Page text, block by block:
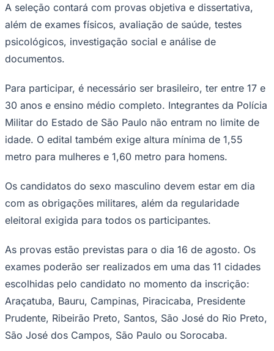
Mundial 2026
A seleção contará com provas objetiva e dissertativa,
além de exames físicos, avaliação de saúde, testes
psicológicos, investigação social e análise de
documentos.
Para participar, é necessário ser brasileiro, ter entre 17 e
30 anos e ensino médio completo. Integrantes da Polícia
Militar do Estado de São Paulo não entram no limite de
idade. O edital também exige altura mínima de 1,55
metro para mulheres e 1,60 metro para homens.
Os candidatos do sexo masculino devem estar em dia
com as obrigações militares, além da regularidade
eleitoral exigida para todos os participantes.
As provas estão previstas para o dia 16 de agosto. Os
exames poderão ser realizados em uma das 11 cidades
escolhidas pelo candidato no momento da inscrição:
Araçatuba, Bauru, Campinas, Piracicaba, Presidente
Prudente, Ribeirão Preto, Santos, São José do Rio Preto,
São José dos Campos, São Paulo ou Sorocaba.